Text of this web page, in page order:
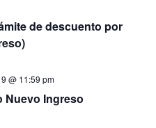
de descuento por
Nuevo Ingreso
@ 11:59 pm